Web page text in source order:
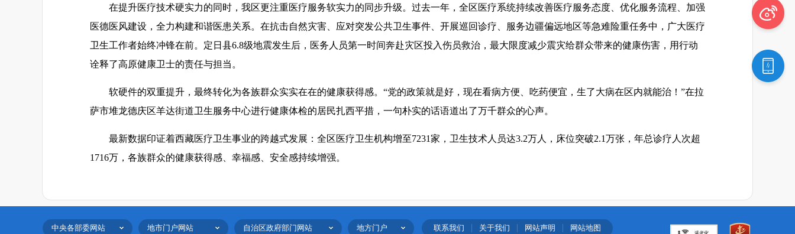
在提升医疗技术硬实力的同时，我区更注重医疗服务软实力的同步升级。过去一年，全区医疗系统持续改善医疗服务态度、优化服务流程、加强
医德医风建设，全力构建和谐医患关系。在抗击自然灾害、应对突发公共卫生事件、开展巡回诊疗、服务边疆偏远地区等急难险重任务中，广大医疗
卫生工作者始终冲锋在前。定日县6.8级地震发生后，医务人员第一时间奔赴灾区投入伤员救治，最大限度减少震灾给群众带来的健康伤害，用行动
诠释了高原健康卫士的责任与担当。
软硬件的双重提升，最终转化为各族群众实实在在的健康获得感。“党的政策就是好，现在看病方便、吃药便宜，生了大病在区内就能治！”在拉
萨市堆龙德庆区羊达街道卫生服务中心进行健康体检的居民扎西平措，一句朴实的话语道出了万千群众的心声。
最新数据印证着西藏医疗卫生事业的跨越式发展：全区医疗卫生机构增至7231家，卫生技术人员达3.2万人，床位突破2.1万张，年总诊疗人次超
1716万，各族群众的健康获得感、幸福感、安全感持续增强。
中央各部委网站 地市门户网站 自治区政府部门网站 地方门户 联系我们 关于我们 网站声明 网站地图